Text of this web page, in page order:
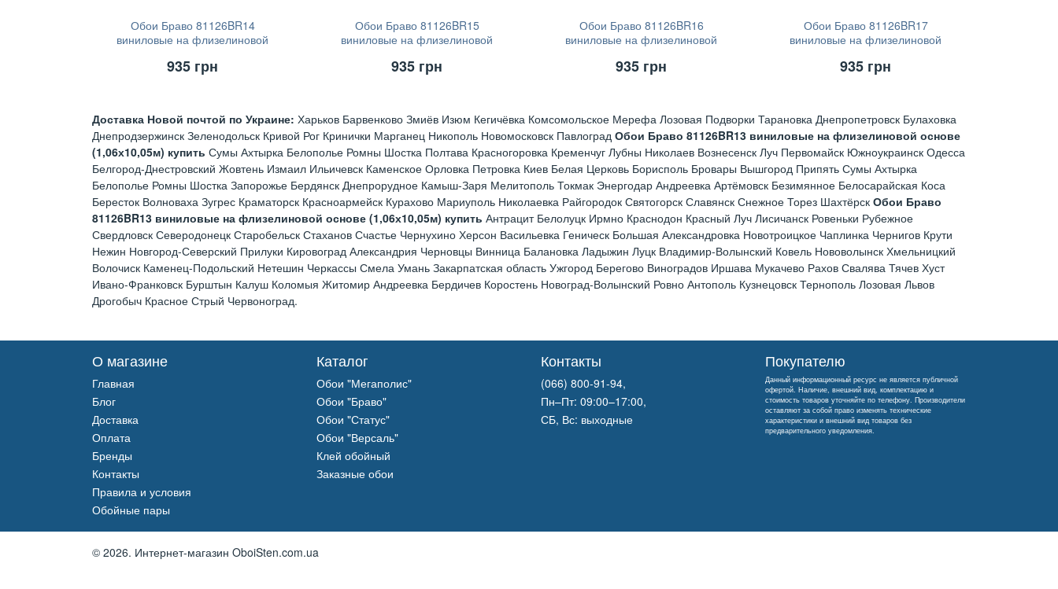
Обои Браво 81126BR14
виниловые на флизелиновой
935 грн
Обои Браво 81126BR15
виниловые на флизелиновой
935 грн
Обои Браво 81126BR16
виниловые на флизелиновой
935 грн
Обои Браво 81126BR17
виниловые на флизелиновой
935 грн
Доставка Новой почтой по Украине: Харьков Барвенково Змиёв Изюм Кегичёвка Комсомольское Мерефа Лозовая Подворки Тарановка Днепропетровск Булаховка
Днепродзержинск Зеленодольск Кривой Рог Кринички Марганец Никополь Новомосковск Павлоград Обои Браво 81126BR13 виниловые на флизелиновой основе
(1,06х10,05м) купить Сумы Ахтырка Белополье Ромны Шостка Полтава Красногоровка Кременчуг Лубны Николаев Вознесенск Луч Первомайск Южноукраинск Одесса
Белгород-Днестровский Жовтень Измаил Ильичевск Каменское Орловка Петровка Киев Белая Церковь Борисполь Бровары Вышгород Припять Сумы Ахтырка
Белополье Ромны Шостка Запорожье Бердянск Днепрорудное Камыш-Заря Мелитополь Токмак Энергодар Андреевка Артёмовск Безимянное Белосарайская Коса
Бересток Волноваха Зугрес Краматорск Красноармейск Курахово Мариуполь Николаевка Райгородок Святогорск Славянск Снежное Торез Шахтёрск Обои Браво
81126BR13 виниловые на флизелиновой основе (1,06х10,05м) купить Антрацит Белолуцк Ирмно Краснодон Красный Луч Лисичанск Ровеньки Рубежное
Свердловск Северодонецк Старобельск Стаханов Счастье Чернухино Херсон Васильевка Геническ Большая Александровка Новотроицкое Чаплинка Чернигов Крути
Нежин Новгород-Северский Прилуки Кировоград Александрия Черновцы Винница Балановка Ладыжин Луцк Владимир-Волынский Ковель Нововолынск Хмельницкий
Волочиск Каменец-Подольский Нетешин Черкассы Смела Умань Закарпатская область Ужгород Берегово Виноградов Иршава Мукачево Рахов Свалява Тячев Хуст
Ивано-Франковск Бурштын Калуш Коломыя Житомир Андреевка Бердичев Коростень Новоград-Волынский Ровно Антополь Кузнецовск Тернополь Лозовая Львов
Дрогобыч Красное Стрый Червоноград.
О магазине
Главная
Блог
Доставка
Оплата
Бренды
Контакты
Правила и условия
Обойные пары
Каталог
Обои "Мегаполис"
Обои "Браво"
Обои "Статус"
Обои "Версаль"
Клей обойный
Заказные обои
Контакты
(066) 800-91-94,
Пн–Пт: 09:00–17:00,
СБ, Вс: выходные
Покупателю
Данный информационный ресурс не является публичной
офертой. Наличие, внешний вид, комплектацию и
стоимость товаров уточняйте по телефону. Производители
оставляют за собой право изменять технические
характеристики и внешний вид товаров без
предварительного уведомления.
© 2026. Интернет-магазин OboiSten.com.ua